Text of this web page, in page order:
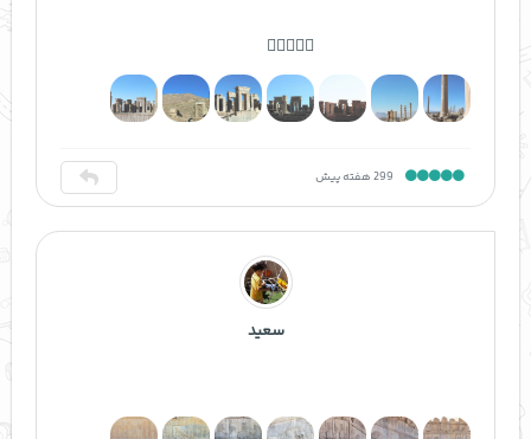
👍🏻😍👍🏻
299 هفته پیش
سعید